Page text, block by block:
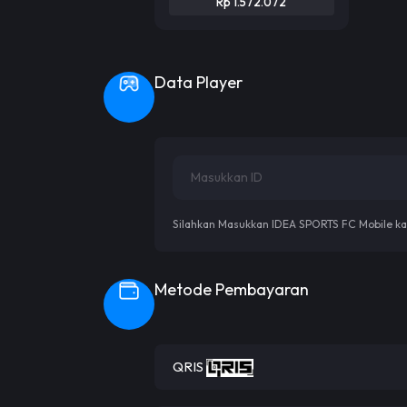
Data Player
Silahkan Masukkan IDEA SPORTS FC Mobile
Metode Pembayaran
QRIS